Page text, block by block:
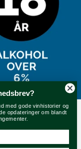
med gode vinhistorier og
opdateringer om blandt